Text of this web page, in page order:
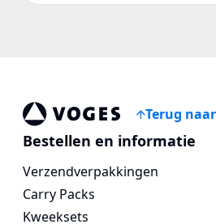
Vogespackaging
Terug
Bestellen en informatie
Verzendverpakkingen
Carry Packs
Kweeksets